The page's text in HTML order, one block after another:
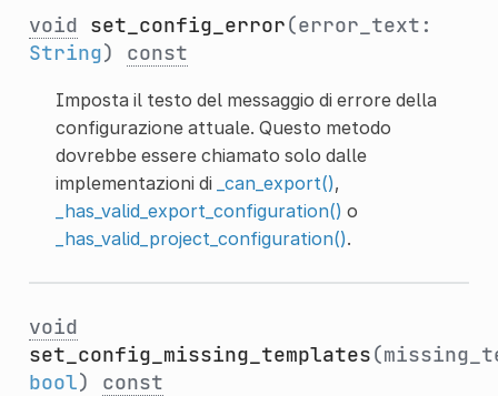
void set_config_error(error_text:
String) const
Imposta il testo del messaggio di errore della
configurazione attuale. Questo metodo
dovrebbe essere chiamato solo dalle
implementazioni di _can_export(),
_has_valid_export_configuration() o
_has_valid_project_configuration().
void
set_config_missing_templates
bool) const